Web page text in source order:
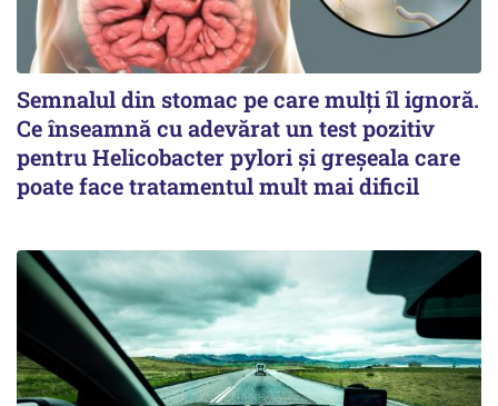
Semnalul din stomac pe care mulți îl ignoră.
Ce înseamnă cu adevărat un test pozitiv
pentru Helicobacter pylori și greșeala care
poate face tratamentul mult mai dificil